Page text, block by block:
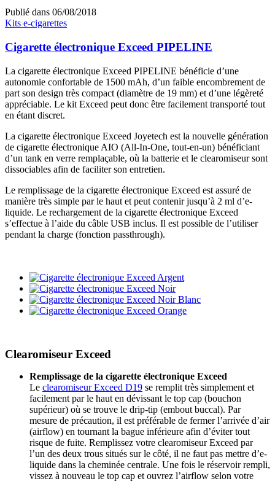
Publié dans 06/08/2018
Kits e-cigarettes
Cigarette électronique Exceed PIPELINE
La cigarette électronique Exceed PIPELINE bénéficie d’une
autonomie confortable de 1500 mAh, d’un faible encombrement de
part son design très compact (diamètre de 19 mm) et d’une légèreté
appréciable. Le kit Exceed peut donc être facilement transporté tout
en étant discret.
La cigarette électronique Exceed Joyetech est la nouvelle génération
de cigarette électronique AIO (All-In-One, tout-en-un) bénéficiant
d’un tank en verre remplaçable, où la batterie et le clearomiseur sont
dissociables afin de faciliter son entretien.
Le remplissage de la cigarette électronique Exceed est assuré de
manière très simple par le haut et peut contenir jusqu’à 2 ml d’e-
liquide. Le rechargement de la cigarette électronique Exceed
s’effectue à l’aide du câble USB inclus. Il est possible de l’utiliser
pendant la charge (fonction passthrough).
Clearomiseur Exceed
Remplissage de la cigarette électronique Exceed
Le clearomiseur Exceed D19 se remplit très simplement et
facilement par le haut en dévissant le top cap (bouchon
supérieur) où se trouve le drip-tip (embout buccal). Par
mesure de précaution, il est préférable de fermer l’arrivée d’air
(airflow) en tournant la bague inférieure afin d’éviter tout
risque de fuite. Remplissez votre clearomiseur Exceed par
l’un des deux trous situés sur le côté, il ne faut pas mettre d’e-
liquide dans la cheminée centrale. Une fois le réservoir rempli,
vissez à nouveau le top cap et ouvrez l’airflow selon votre